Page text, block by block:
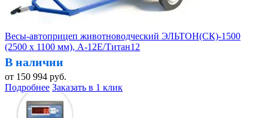
Весы-автоприцеп животноводческий ЭЛЬТОН(СК)-1500
(2500 х 1100 мм), А-12Е/Титан12
В наличии
от 150 994 руб.
Подробнее Заказать в 1 клик